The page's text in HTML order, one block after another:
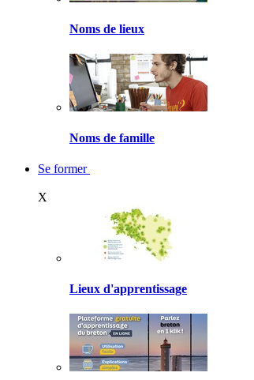
Noms de lieux
Noms de famille
Se former
X
Lieux d'apprentissage